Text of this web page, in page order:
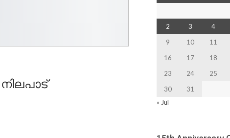
2
3 4
9
10 11
16
17 18
23
24 25
30
31
« Jul